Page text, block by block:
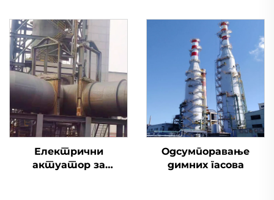
Електрични
актуатор за
Одсумпоравање
димних гасова